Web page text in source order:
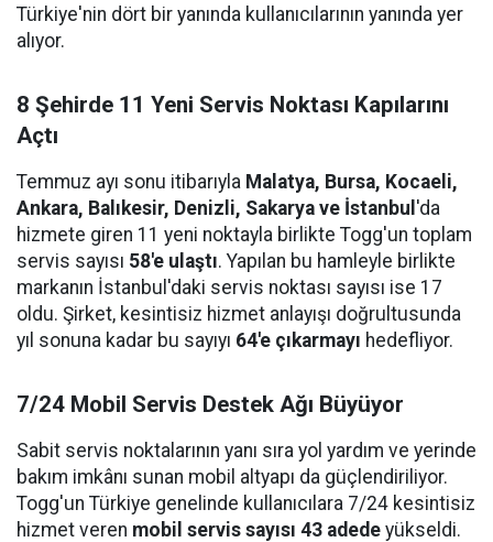
Türkiye'nin dört bir yanında kullanıcılarının yanında yer
alıyor.
8 Şehirde 11 Yeni Servis Noktası Kapılarını
Açtı
Temmuz ayı sonu itibarıyla Malatya, Bursa, Kocaeli,
Ankara, Balıkesir, Denizli, Sakarya ve İstanbul 'da
hizmete giren 11 yeni noktayla birlikte Togg'un toplam
servis sayısı 58'e ulaştı. Yapılan bu hamleyle birlikte
markanın İstanbul'daki servis noktası sayısı ise 17
oldu. Şirket, kesintisiz hizmet anlayışı doğrultusunda
yıl sonuna kadar bu sayıyı 64'e çıkarmayı hedefliyor.
7/24 Mobil Servis Destek Ağı Büyüyor
Sabit servis noktalarının yanı sıra yol yardım ve yerinde
bakım imkânı sunan mobil altyapı da güçlendiriliyor.
Togg'un Türkiye genelinde kullanıcılara 7/24 kesintisiz
hizmet veren mobil servis sayısı 43 adede yükseldi.